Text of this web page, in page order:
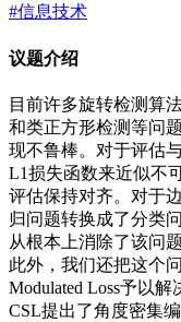
#信息技术
议题介绍
目前许多旋转检测算
和类正方形检测等问
现不鲁棒。对于评估
L1损失函数来近似不
评估保持对齐。对于
归问题转换成了分类
从根本上消除了该问题
此外，我们还把这个
Modulated Loss予以
CSL提出了角度密集